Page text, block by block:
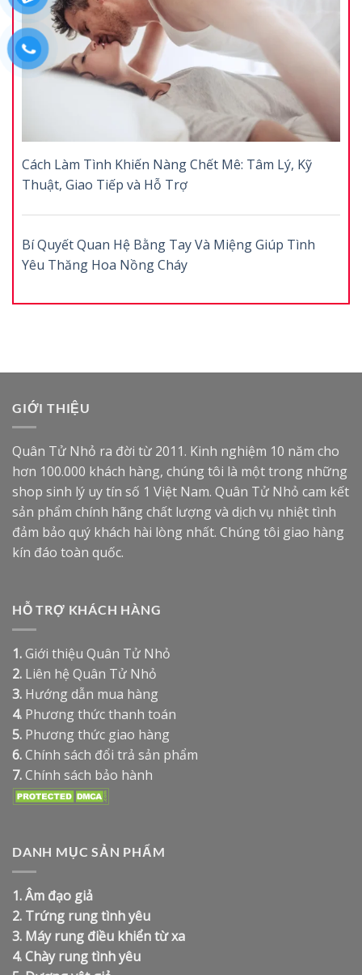
Cách Làm Tình Khiến Nàng Chết Mê: Tâm Lý, Kỹ
Thuật, Giao Tiếp và Hỗ Trợ
Bí Quyết Quan Hệ Bằng Tay Và Miệng Giúp Tình
Yêu Thăng Hoa Nồng Cháy
GIỚI THIỆU
Quân Tử Nhỏ ra đời từ 2011. Kinh nghiệm 10 năm cho
hơn 100.000 khách hàng, chúng tôi là một trong những
shop sinh lý uy tín số 1 Việt Nam. Quân Tử Nhỏ cam kết
sản phẩm chính hãng chất lượng và dịch vụ nhiệt tình
đảm bảo quý khách hài lòng nhất. Chúng tôi giao hàng
kín đáo toàn quốc.
HỖ TRỢ KHÁCH HÀNG
1.Giới thiệu Quân Tử Nhỏ
2. Liên hệ Quân Tử Nhỏ
3. Hướng dẫn mua hàng
4. Phương thức thanh toán
5. Phương thức giao hàng
6.Chính sách đổi trả sản phẩm
7.Chính sách bảo hành
DANH MỤC SẢN PHẨM
1.Âm đạo giả
2. Trứng rung tình yêu
3. Máy rung điều khiển từ xa
4.Chày rung tình yêu